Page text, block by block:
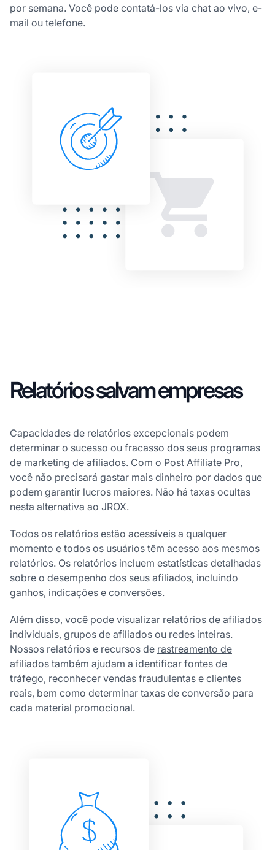
por semana. Você pode contatá-los via chat ao vivo, e-
mail ou telefone.
Relatórios salvam empresas
Capacidades de relatórios excepcionais podem
determinar o sucesso ou fracasso dos seus programas
de marketing de afiliados. Com o Post Affiliate Pro,
você não precisará gastar mais dinheiro por dados que
podem garantir lucros maiores. Não há taxas ocultas
nesta alternativa ao JROX.
Todos os relatórios estão acessíveis a qualquer
momento e todos os usuários têm acesso aos mesmos
relatórios. Os relatórios incluem estatísticas detalhadas
sobre o desempenho dos seus afiliados, incluindo
ganhos, indicações e conversões.
Além disso, você pode visualizar relatórios de afiliados
individuais, grupos de afiliados ou redes inteiras.
Nossos relatórios e recursos de rastreamento de
afiliados também ajudam a identificar fontes de
tráfego, reconhecer vendas fraudulentas e clientes
reais, bem como determinar taxas de conversão para
cada material promocional.